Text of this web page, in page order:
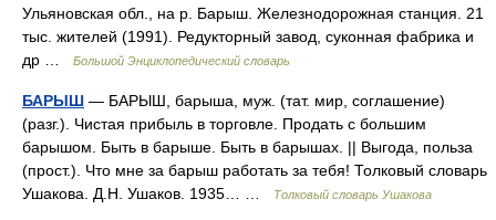
Ульяновская обл., на р. Барыш. Железнодорожная станция. 21
тыс. жителей (1991). Редукторный завод, суконная фабрика и
др …
Большой Энциклопедический словарь
БАРЫШ — БАРЫШ, барыша, муж. (тат. мир, соглашение)
(разг.). Чистая прибыль в торговле. Продать с большим
барышом. Быть в барыше. Быть в барышах. || Выгода, польза
(прост.). Что мне за барыш работать за тебя! Толковый словарь
Ушакова. Д.Н. Ушаков. 1935… …
Толковый словарь Ушакова